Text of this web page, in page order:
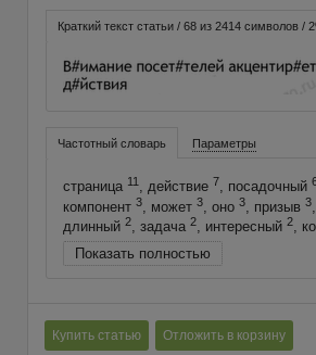
Краткий текст статьи / 68 из 2414 символов /
Частотный словарь Параметры
страница 11, действие 7, посадочный
компонент 3, может 3, оно 3, призыв 3
длинный 2, задача 2, интересный 2,
Показать полностью
Купить статью Отложить в корзину